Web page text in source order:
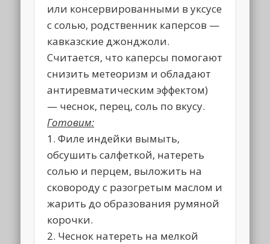
или консервированными в уксусе
с солью, родственник каперсов —
кавказские джонджоли.
Считается, что каперсы помогают
снизить метеоризм и обладают
антиревматическим эффектом)
— чеснок, перец, соль по вкусу.
Готовим:
1. Филе индейки вымыть,
обсушить салфеткой, натереть
солью и перцем, выложить на
сковороду с разогретым маслом и
жарить до образования румяной
корочки.
2. Чеснок натереть на мелкой